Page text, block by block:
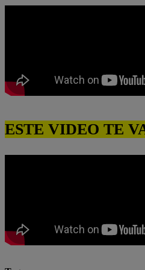
ESTE VIDEO TE